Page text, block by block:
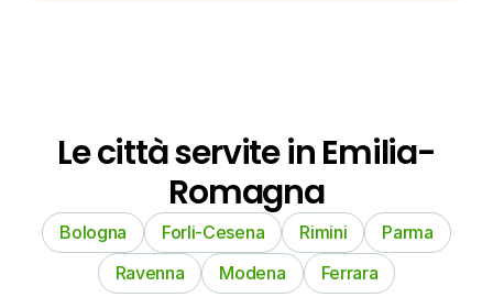
Le città servite in Emilia-
Romagna
Bologna Forli-Cesena Rimini
Parma
Ravenna
Modena Ferrara